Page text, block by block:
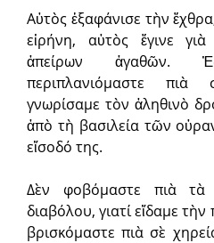
Αὐτὸς ἐξαφάνισε τὴν
εἰρήνη, αὐτὸς ἔγινε
ἀπείρων ἀγαθῶν.
περιπλανιόμαστε πιὰ
γνωρίσαμε τὸν ἀληθινὸ
ἀπὸ τὴ βασιλεία τῶν
εἴσοδό της.
Δὲν φοβόμαστε πιὰ
διαβόλου, γιατί εἴδαμε
βρισκόμαστε πιὰ σὲ